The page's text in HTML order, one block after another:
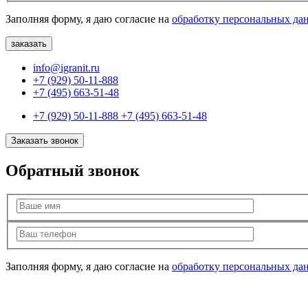
Заполняя форму, я даю согласие на обработку персональных
info@igranit.ru
+7 (929) 50-11-888
+7 (495) 663-51-48
+7 (929) 50-11-888 +7 (495) 663-51-48
Заказать звонок
Обратный звонок
Заполняя форму, я даю согласие на обработку персональных